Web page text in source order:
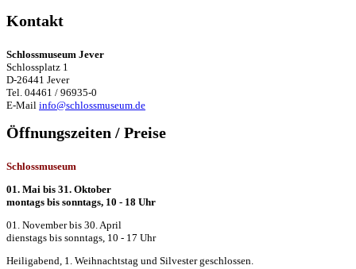
Kontakt
Schlossmuseum Jever
Schlossplatz 1
D-26441 Jever
Tel. 04461 / 96935-0
E-Mail info@schlossmuseum.de
Öffnungszeiten / Preise
Schlossmuseum
01. Mai bis 31. Oktober
montags bis sonntags, 10 - 18 Uhr
01. November bis 30. April
dienstags bis sonntags, 10 - 17 Uhr
Heiligabend, 1. Weihnachtstag und Silvester geschlossen.